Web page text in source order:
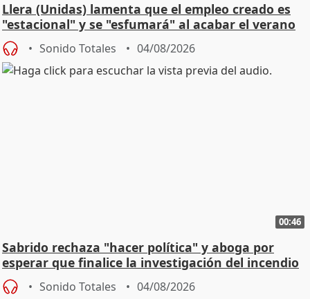
Llera (Unidas) lamenta que el empleo creado es
"estacional" y se "esfumará" al acabar el verano
Sonido Totales 04/08/2026
00:46
Sabrido rechaza "hacer política" y aboga por
esperar que finalice la investigación del incendio
Sonido Totales 04/08/2026